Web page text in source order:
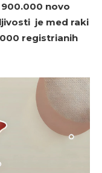
novo
je med raki
registrianih